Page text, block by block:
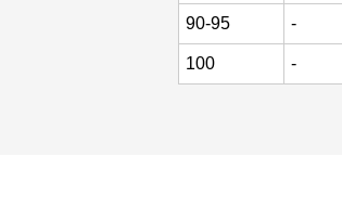
90-95 -
100 -